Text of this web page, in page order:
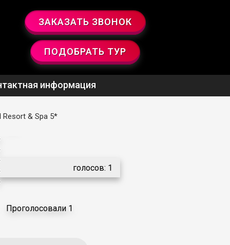
ЗАКАЗАТЬ ЗВОНОК
ПОДОБРАТЬ ТУР
информация
Resort & Spa 5*
Проголосовали 1
голосов: 1